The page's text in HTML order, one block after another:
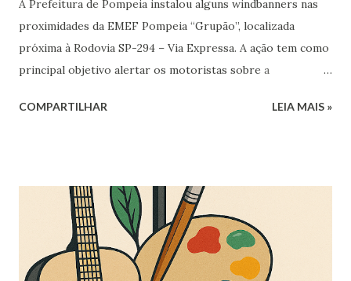
A Prefeitura de Pompeia instalou alguns windbanners nas
proximidades da EMEF Pompeia “Grupão”, localizada
próxima à Rodovia SP-294 – Via Expressa. A ação tem como
principal objetivo alertar os motoristas sobre a
por onde passam diariamente centenas de crianças. Com
nos horários de entrada e saída das aulas. Segundo o
prefeito Diogo Ceschim, a iniciativa faz parte de um
conjunto de medidas preventivas voltadas à segurança no
trânsito, com atenção especial às áreas escolares. “Garantir
COMPARTILHAR LEIA MAIS »